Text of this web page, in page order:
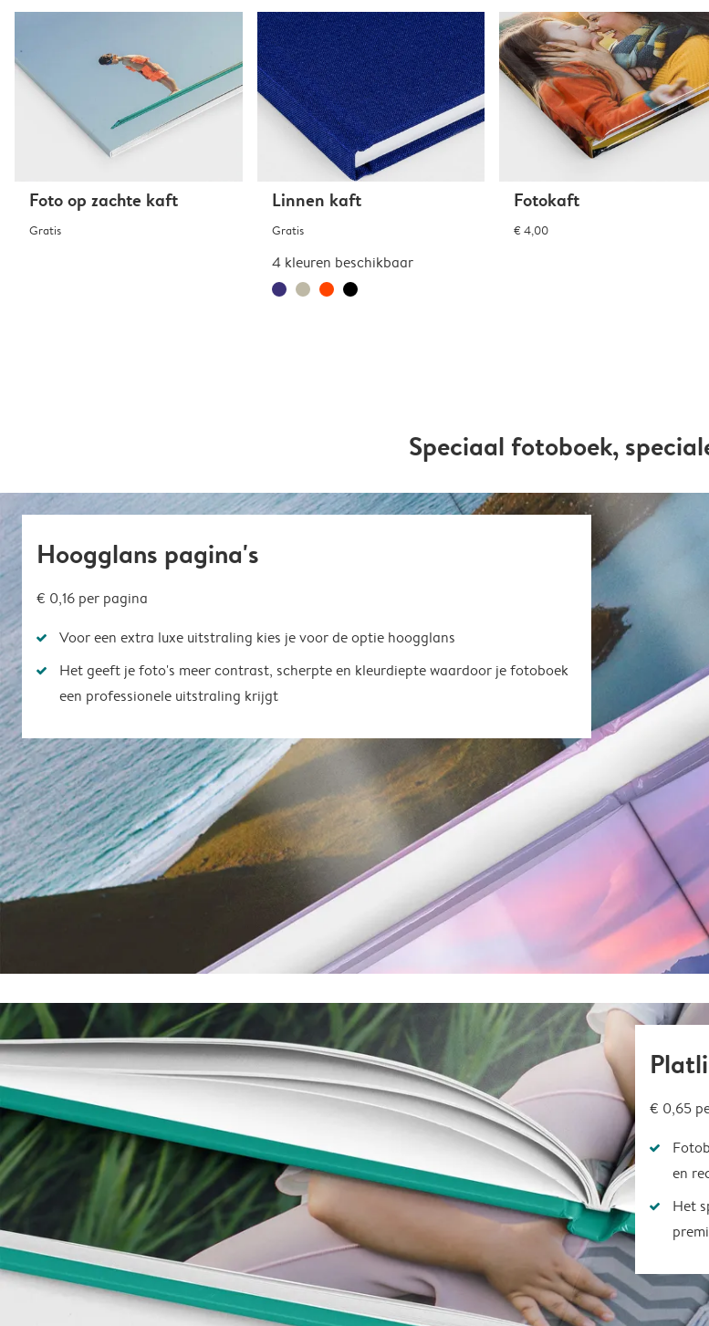
Foto op zachte kaft
Gratis
Linnen kaft
Gratis
4 kleuren beschikbaar
Fotokaft
€ 4,00
Speciaal fotoboek,
Hoogglans pagina's
€ 0,16 per pagina
Voor een extra luxe uitstraling kies je voor de optie hoogglans
Het geeft je foto's meer contrast, scherpte en kleurdiepte waardoor je fotoboek
een professionele uitstraling krijgt
€ 0,65
en
Het